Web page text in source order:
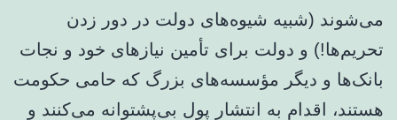
می‌شوند (شبیه شیوه‌های دولت در دور زدن
تحریم‌ها!) و دولت برای تأمین نیازهای خود و نجات
بانک‌ها و دیگر مؤسسه‌های بزرگ که حامی حکومت
هستند، اقدام به انتشار پول بی‌پشتوانه می‌کنند و